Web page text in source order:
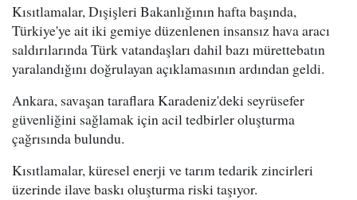
Kısıtlamalar, Dışişleri Bakanlığının hafta başında,
Türkiye'ye ait iki gemiye düzenlenen insansız hava aracı
saldırılarında Türk vatandaşları dahil bazı mürettebatın
yaralandığını doğrulayan açıklamasının ardından geldi.
Ankara, savaşan taraflara Karadeniz'deki seyrüsefer
güvenliğini sağlamak için acil tedbirler oluşturma
çağrısında bulundu.
Kısıtlamalar, küresel enerji ve tarım tedarik zincirleri
üzerinde ilave baskı oluşturma riski taşıyor.